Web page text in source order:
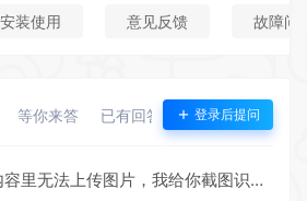
安装使用 意见反馈 故障问
等你来答 已有回答 悬赏问题
登录后提问
截图在内容里无法上传图片，我给你截图识别出来，这是在WP后台直接上传咱网站下载的主题模板上传时出现的问题